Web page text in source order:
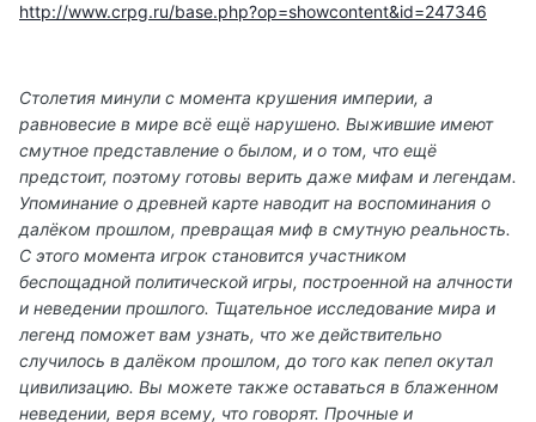
http://www.crpg.ru/base.php?op=showcontent&id=247346
Столетия минули с момента крушения империи, а
равновесие в мире всё ещё нарушено. Выжившие имеют
смутное представление о былом, и о том, что ещё
предстоит, поэтому готовы верить даже мифам и легендам.
Упоминание о древней карте наводит на воспоминания о
далёком прошлом, превращая миф в смутную реальность.
С этого момента игрок становится участником
беспощадной политической игры, построенной на алчности
и неведении прошлого. Тщательное исследование мира и
легенд поможет вам узнать, что же действительно
случилось в далёком прошлом, до того как пепел окутал
цивилизацию. Вы можете также оставаться в блаженном
неведении, веря всему, что говорят. Прочные и